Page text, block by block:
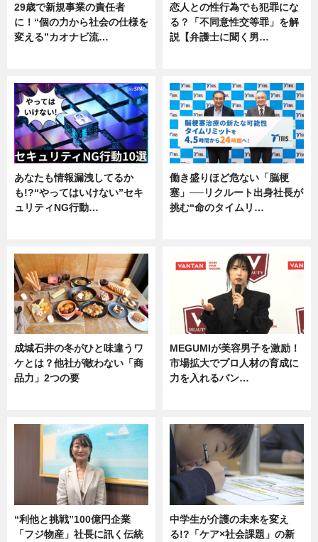
29歳で新規事業の責任者
に！“個の力から社会の仕様を
変える”カオナビ流…
恋人との性行為でも犯罪にな
る？「不同意性交等罪」を解
説【弁護士に聞く男…
あなたも情報漏洩してるか
も!?“やってはいけない”セキ
ュリティNG行動…
働き盛りほど危ない「脳梗
塞」──リクルート出身社長が
挑む“命のタイムリ…
成城石井の冬がひと味違うワ
ケとは？他社が敵わない「商
品力」2つの要
MEGUMIが美容男子を激励！
市場拡大でプロ人材の育成に
力を入れるバン…
“利他と挑戦”100億円企業
「フジ物産」社長に訊く伝統
中学生が介護の未来を変え
る!?「ケア×社会課題」の新